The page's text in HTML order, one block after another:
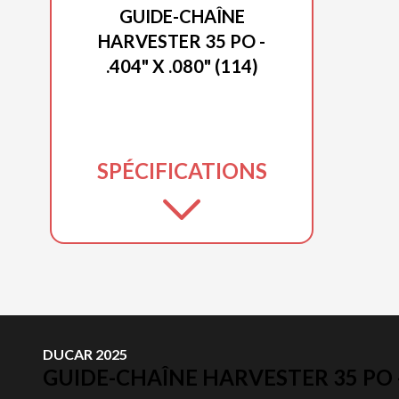
GUIDE-CHAÎNE
HARVESTER 35 PO -
.404" X .080" (114)
SPÉCIFICATIONS
DUCAR 2025
GUIDE-CHAÎNE HARVESTER 35